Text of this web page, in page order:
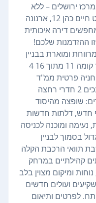
במרכז ירושלים – ללא
תיווך! הזדמנות שלא תחזור! השופט חיים כהן 12, ארנונה
ירושלים 3,450,000 ₪ מחפשים דירה איכותית
ההזדמנות שלכם!
דירת 3 חדרים מרווחת ומוארת בבניין
יוקרה מטופח. פרטי הנכס: 80 מ"ר קומה 11 מתוך 16 4
חניה פרטית ממ"ד
מעלית מיזוג אוויר נגישות מלאה לנכים 2 חדרי רחצה
שופצה מהיסוד
חדש, דלתות חדשות
ומוכנה לכניסה
בסמוך לבניין
תוואי הרכבת הקלה
קהילתיים במרחק
ומיקום מצוין בלב
ועולים חדשים
לפרטים ותיאום